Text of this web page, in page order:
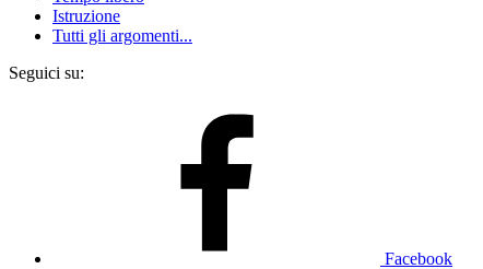
Istruzione
Tutti gli argomenti...
Seguici su:
Facebook